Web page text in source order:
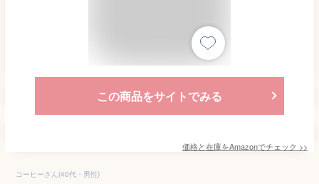
この商品をサイトでみる
価格と在庫をAmazonでチェック >>
コーヒーさん(40代・男性)